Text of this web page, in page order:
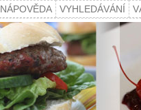
NÁPOVĚDA VYHLEDÁVÁNÍ